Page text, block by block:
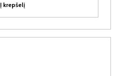
Į krepšelį